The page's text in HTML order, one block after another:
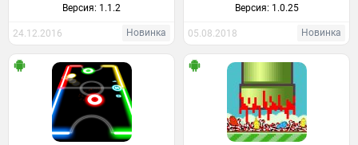
Версия: 1.1.2
24.12.2016 Новинка
Версия: 1.0.25
05.08.2018 Новинка